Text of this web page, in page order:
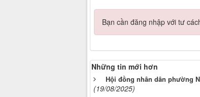
Bạn cần đăng nhập với tư
Những tin mới hơn
Hội đồng nhân dân phường
(19/08/2025)